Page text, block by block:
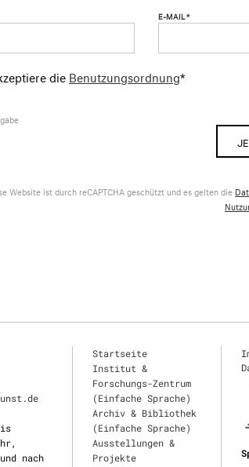
E-MAIL *
die Benutzungsordnung*
Website ist durch reCAPTCHA geschützt und es gelten die
nach
Startseite
Institut &
Forschungs-Zentrum
(Einfache Sprache)
Archiv & Bibliothek
(Einfache Sprache)
Ausstellungen &
Projekte